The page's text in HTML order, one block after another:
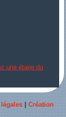
une étape du
| Création